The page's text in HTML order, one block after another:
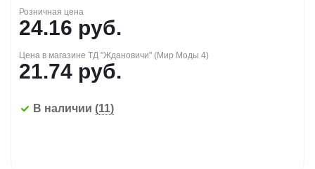
Розничная цена
24.16 руб.
Цена в магазине ТД "Ждановичи" (Мир Моды 4)
21.74 руб.
В наличии (11)